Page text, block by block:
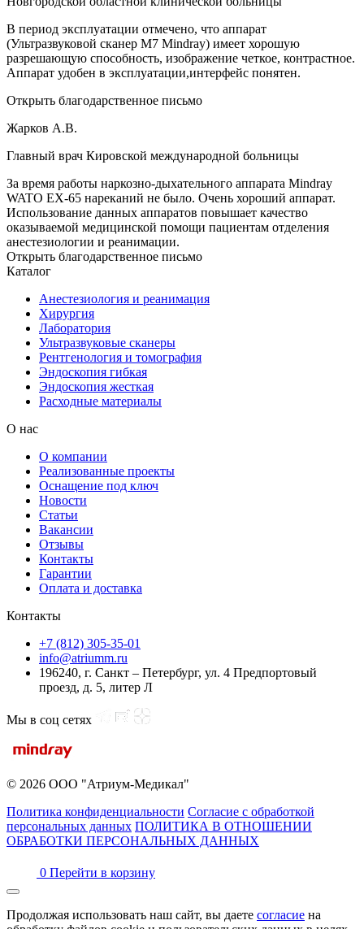
В период эксплуатации отмечено, что аппарат
(Ультразвуковой сканер М7 Mindray) имеет хорошую
разрешающую способность, изображение четкое, контрастное.
Аппарат удобен в эксплуатации,интерфейс понятен.
Открыть благодарственное письмо
Жарков А.В.
Главный врач Кировской международной больницы
За время работы наркозно-дыхательного аппарата Mindray
WATO EX-65 нареканий не было. Очень хороший аппарат.
Использование данных аппаратов повышает качество
оказываемой медицинской помощи пациентам отделения
анестезиологии и реанимации.
Открыть благодарственное письмо
Каталог
Анестезиология и реанимация
Хирургия
Лаборатория
Ультразвуковые сканеры
Рентгенология и томография
Эндоскопия гибкая
Эндоскопия жесткая
Расходные материалы
О нас
О компании
Реализованные проекты
Оснащение под ключ
Новости
Статьи
Вакансии
Отзывы
Контакты
Гарантии
Оплата и доставка
Контакты
+7 (812) 305-35-01
info@atriumm.ru
196240, г. Санкт – Петербург, ул. 4 Предпортовый
проезд, д. 5, литер Л
Мы в соц сетях
© 2026 ООО "Атриум-Медикал"
Политика конфиденциальности Согласие с обработкой
персональных данных ПОЛИТИКА В ОТНОШЕНИИ
ОБРАБОТКИ ПЕРСОНАЛЬНЫХ ДАННЫХ
0 Перейти в корзину
Продолжая использовать наш сайт, вы даете согласие на